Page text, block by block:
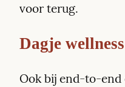
voor terug.
Dagje wellness
Ook bij end-to-